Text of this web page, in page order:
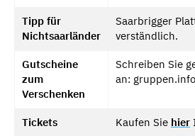
Tipp für
Nichtsaarländer
Saarbrigger
verständlich.
Gutscheine
zum
Verschenken
Schreiben Sie
an:
Tickets Kaufen Sie hier